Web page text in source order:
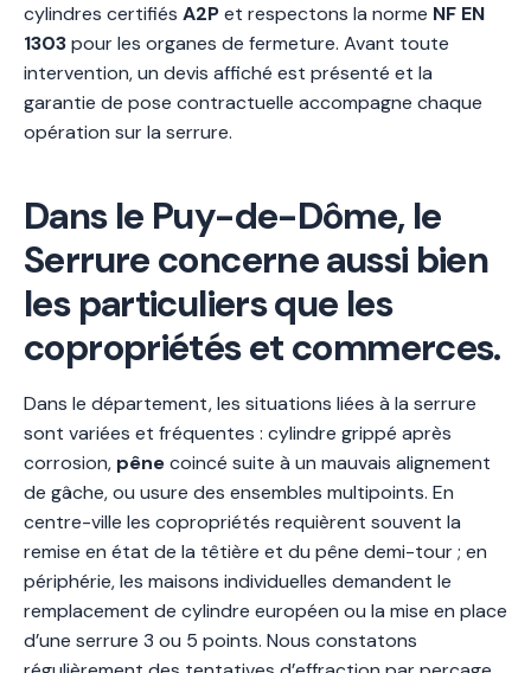
cylindres certifiés A2Pet respectons la norme NF EN
1303pour les organes de fermeture. Avant toute
intervention, un devis affiché est présenté et la
garantie de pose contractuelle accompagne chaque
opération sur la serrure.
Dans le Puy-de-Dôme, le
Serrure concerne aussi bien
les particuliers que les
copropriétés et commerces.
Dans le département, les situations liées à la serrure
sont variées et fréquentes : cylindre grippé après
corrosion, pênecoincé suite à un mauvais alignement
de gâche, ou usure des ensembles multipoints. En
centre-ville les copropriétés requièrent souvent la
remise en état de la têtière et du pêne demi-tour ; en
périphérie, les maisons individuelles demandent le
remplacement de cylindre européen ou la mise en place
d’une serrure 3 ou 5 points. Nous constatons